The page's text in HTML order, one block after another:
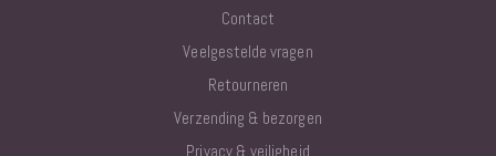
Contact
Veelgestelde vragen
Retourneren
Verzending & bezorgen
Privacy & veiligheid